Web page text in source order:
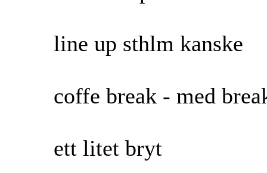
line up sthlm kanske
coffe break - med
ett litet bryt